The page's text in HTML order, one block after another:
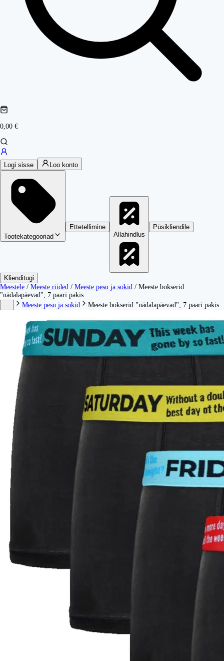
0,00 €
Logi sisse Loo konto
Tootekategooriad
Ettetellimine
Allahindlus
Püsikliendile
Klienditugi
Meestele / Meeste riided / Meeste pesu ja sokid / Meeste bokserid
"nädalapäevad", 7 paari pakis
Meeste pesu ja sokid Meeste bokserid "nädalapäevad", 7 paari pakis